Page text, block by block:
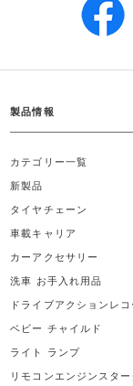
製品情報
カテゴリー一覧
新製品
タイヤチェーン
車載キャリア
カーアクセサリー
洗車 お手入れ用品
ドライブアクションレ
ベビー チャイルド
ライト ランプ
リモコンエンジンスター